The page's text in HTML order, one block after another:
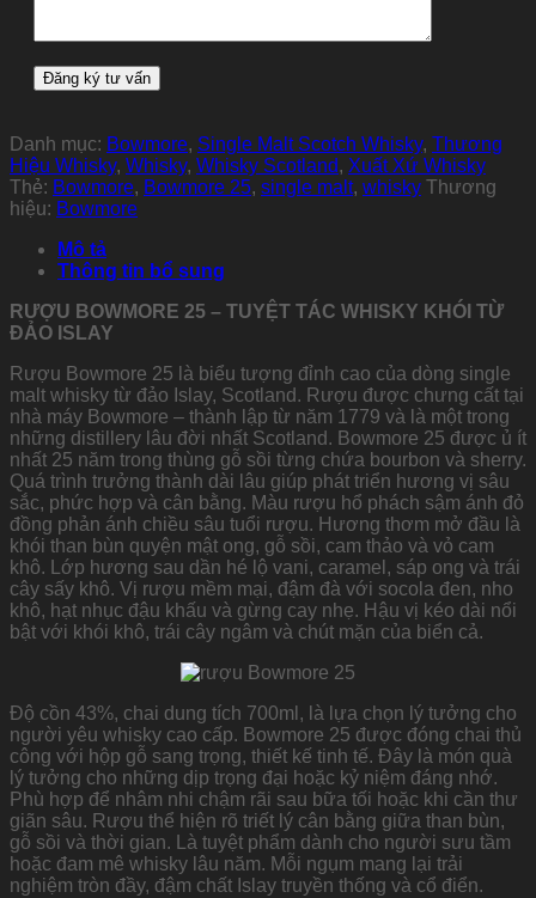
Danh mục: Bowmore, Single Malt Scotch Whisky, Thương
Hiệu Whisky, Whisky, Whisky Scotland, Xuất Xứ Whisky
Thẻ: Bowmore, Bowmore 25, single malt, whisky
Thương
hiệu: Bowmore
Mô tả
Thông tin bổ sung
RƯỢU BOWMORE 25 – TUYỆT TÁC WHISKY KHÓI TỪ
ĐẢO ISLAY
Rượu Bowmore 25 là biểu tượng đỉnh cao của dòng single
malt whisky từ đảo Islay, Scotland. Rượu được chưng cất tại
nhà máy Bowmore – thành lập từ năm 1779 và là một trong
những distillery lâu đời nhất Scotland. Bowmore 25 được ủ ít
nhất 25 năm trong thùng gỗ sồi từng chứa bourbon và sherry.
Quá trình trưởng thành dài lâu giúp phát triển hương vị sâu
sắc, phức hợp và cân bằng. Màu rượu hổ phách sậm ánh đỏ
đồng phản ánh chiều sâu tuổi rượu. Hương thơm mở đầu là
khói than bùn quyện mật ong, gỗ sồi, cam thảo và vỏ cam
khô. Lớp hương sau dần hé lộ vani, caramel, sáp ong và trái
cây sấy khô. Vị rượu mềm mại, đậm đà với socola đen, nho
khô, hạt nhục đậu khấu và gừng cay nhẹ. Hậu vị kéo dài nổi
bật với khói khô, trái cây ngâm và chút mặn của biển cả.
Độ cồn 43%, chai dung tích 700ml, là lựa chọn lý tưởng cho
người yêu whisky cao cấp. Bowmore 25 được đóng chai thủ
công với hộp gỗ sang trọng, thiết kế tinh tế. Đây là món quà
lý tưởng cho những dịp trọng đại hoặc kỷ niệm đáng nhớ.
Phù hợp để nhâm nhi chậm rãi sau bữa tối hoặc khi cần thư
giãn sâu. Rượu thể hiện rõ triết lý cân bằng giữa than bùn,
gỗ sồi và thời gian. Là tuyệt phẩm dành cho người sưu tầm
hoặc đam mê whisky lâu năm. Mỗi ngụm mang lại trải
nghiệm tròn đầy, đậm chất Islay truyền thống và cổ điển.